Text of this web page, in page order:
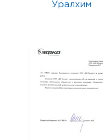
Уралхим